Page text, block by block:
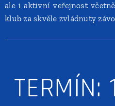
ale i aktivní veřejnost
klub za skvěle zvládnuty
TERMÍN: